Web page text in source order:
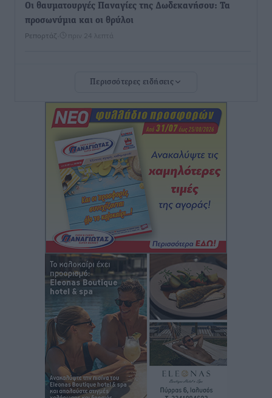
Οι θαυματουργές Παναγίες της Δωδεκανήσου: Τα
προσωνύμια και οι θρύλοι
Ρεπορτάζ πριν 24 λεπτά
αναχωρούν από Πειραιά, Ραφήνα και Λαύριο
Τι αλλάζει το χωροταξικό στις τουριστικές επενδύσεις
Τοπικές Ειδήσεις• πριν 14 ώρες
ΥΠΑΑΤ: 12,5 εκατ. ευρώ στις 13 Περιφέρειες για μέτρα
βιοασφάλειας
Τοπικές Ειδήσεις πριν 14 ώρες
Ποιοι φοιτητές μπορούν να λάβουν ενίσχυση για
στέγη έως 2.500 ευρώ
Ειδήσεις• πριν 14 ώρες
«Γιατί οι Τούρκοι συρρέουν στα ελληνικά νησιά»:
Τουρκική εφημερίδα εξηγεί τους λόγους που οι
γείτονες προτιμούν την Ελλάδα για διακοπές
Τοπικές Ειδήσεις • πριν 14 ώρες
«Μουσικό Ταξίδι στο Αιγαίο»: Η Ρόδος έγραψε μια
νέα σελίδα στον πολιτισμό
Περισσότερες ειδήσεις